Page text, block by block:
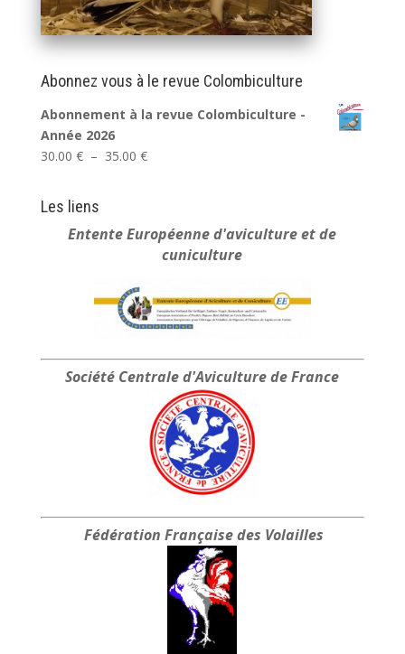
Abonnez vous à le revue Colombiculture
Abonnement à la revue Colombiculture -
Année 2026
30.00 € – 35.00 €Plage
à
35.00 €
Les liens
Entente Européenned'aviculture et de
cuniculture
Société Centraled'Aviculture de France
Fédération Française des Volailles